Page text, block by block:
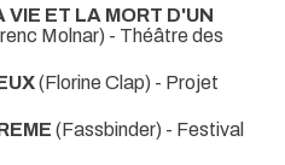
VIE ET LA MORT D'UN
Molnar) - Théâtre des
(Florine Clap) - Projet
(Fassbinder) - Festival